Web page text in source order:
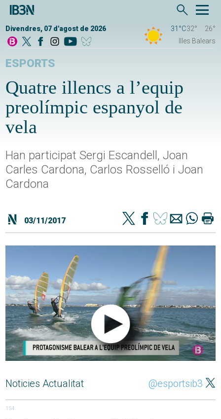
Divendres, 07 d'agost de 2026 31°C32°
26°
Illes Balears
ESPORTS
Quatre illencs a l’equip
preolímpic espanyol de
vela
Han participat Sergi Escandell, Joan
Carles Cardona, Carlos Rosselló i Joan
Cardona
03/11/2017
Noticies Actualitat @esportsib3
154